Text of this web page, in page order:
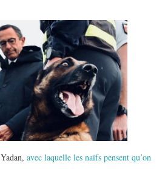
avec laquelle les naïfs pensent qu’on